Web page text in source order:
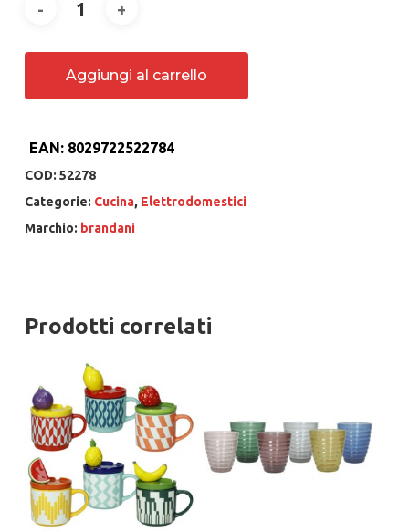
Aggiungi al carrello
EAN: 8029722522784
COD: 52278
Categorie: Cucina, Elettrodomestici
Marchio: brandani
Prodotti correlati